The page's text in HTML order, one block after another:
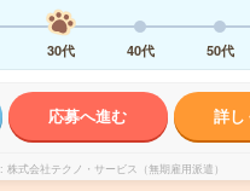
30代 40代 50代
応募へ進む 詳し
株式会社テクノ・サービス（無期雇用派遣）